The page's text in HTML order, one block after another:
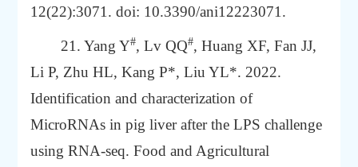
12(22):3071. doi: 10.3390/ani12223071.
21. Yang Y#, Lv QQ#, Huang XF, Fan JJ,
Li P, Zhu HL, Kang P*, Liu YL*. 2022.
Identification and characterization of
MicroRNAs in pig liver after the LPS challenge
using RNA-seq. Food and Agricultural